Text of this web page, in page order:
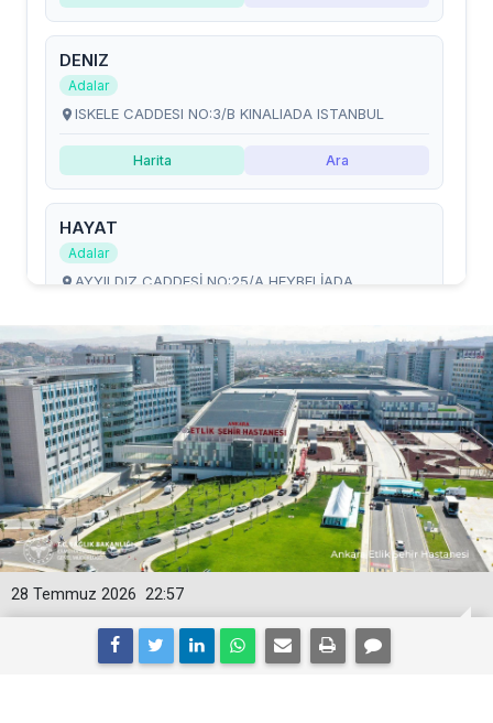
22:57
28 Temmuz 2026